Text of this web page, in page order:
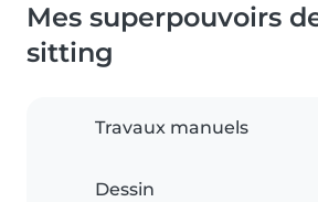
Mes superpouvoirs
sitting
Travaux manuels
Dessin